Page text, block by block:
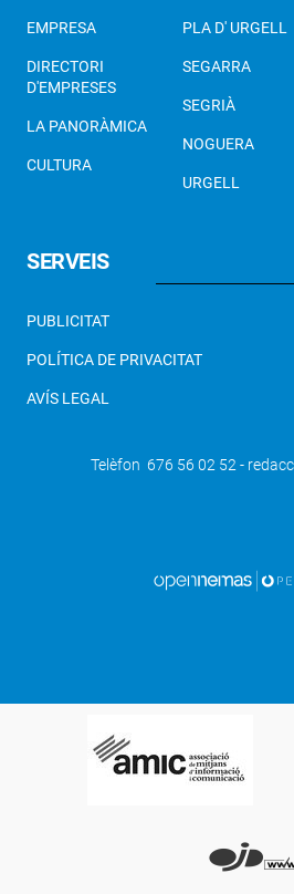
Una desena
s'han adaptat a
d'Ivars i Vila-sana
EMPRESA
DIRECTORI
D'EMPRESES
LA PANORÀMICA
CULTURA
PLA D' URGELL
SEGARRA
SEGRIÀ
NOGUERA
URGELL
SERVEIS
PUBLICITAT
POLÍTICA DE PRIVACITAT
AVÍS LEGAL
Telèfon 676 56 02 52 -